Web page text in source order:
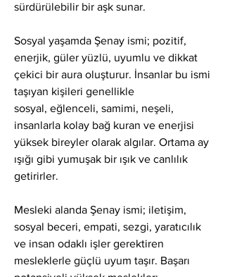
sürdürülebilir bir aşk sunar.
Sosyal yaşamda Şenay ismi; pozitif,
enerjik, güler yüzlü, uyumlu ve dikkat
çekici bir aura oluşturur. İnsanlar bu ismi
taşıyan kişileri genellikle
sosyal, eğlenceli, samimi, neşeli,
insanlarla kolay bağ kuran ve enerjisi
yüksek bireyler olarak algılar. Ortama ay
ışığı gibi yumuşak bir ışık ve canlılık
getirirler.
Mesleki alanda Şenay ismi; iletişim,
sosyal beceri, empati, sezgi, yaratıcılık
ve insan odaklı işler gerektiren
mesleklerle güçlü uyum taşır. Başarı